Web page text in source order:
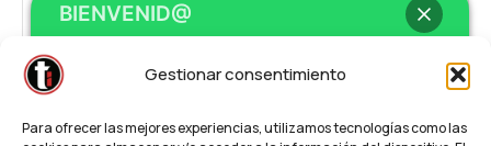
Gestionar consentimiento
Para ofrecer las mejores experiencias, utilizamos tecnologías como las
Etiquetas Urgentes
BIENVENID@
Regalalia